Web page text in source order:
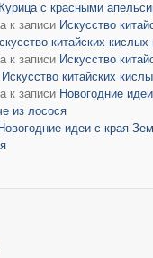
Курица с красными
к записи Искусство
китайских
к записи Искусство
Искусство китайских
к записи Новогодние
из лосося
Новогодние идеи с края